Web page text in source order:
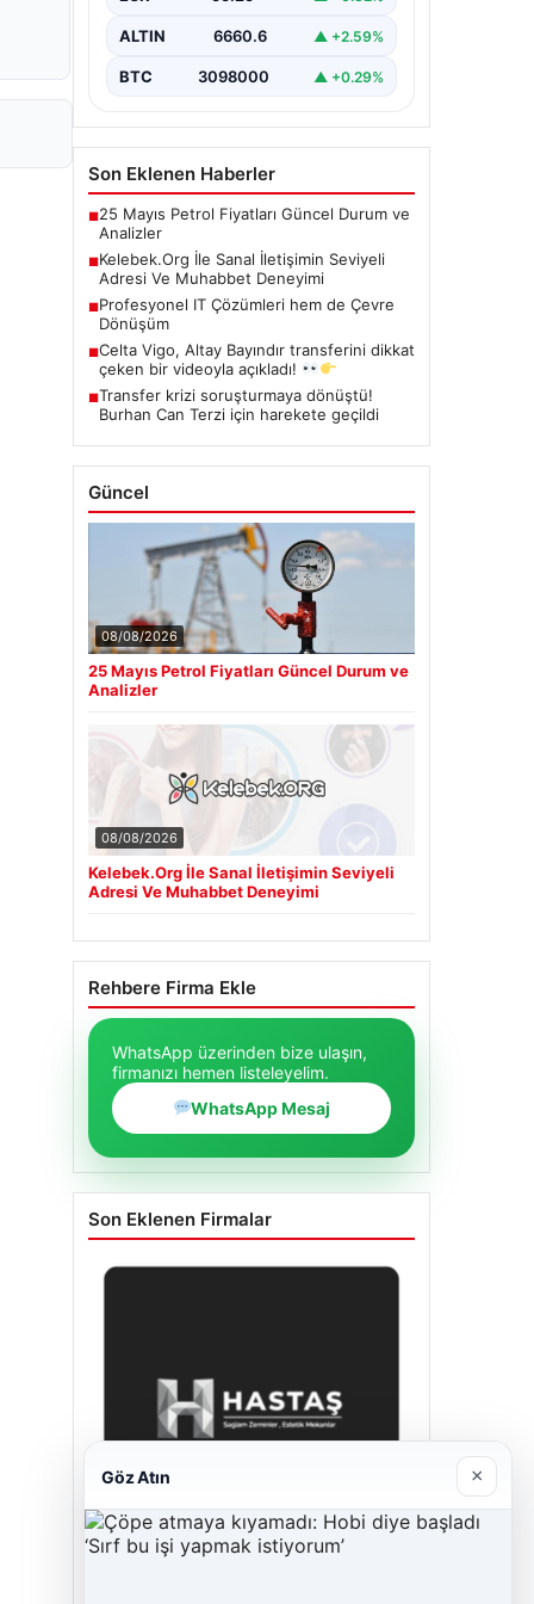
ALTIN 6660.6 ▲ +2.59%
BTC 3098000 ▲ +0.29%
Son Eklenen Haberler
■25 Mayıs Petrol Fiyatları Güncel Durum ve
Analizler
■Kelebek.Org İle Sanal İletişimin Seviyeli
Adresi Ve Muhabbet Deneyimi
■Profesyonel IT Çözümleri hem de Çevre
Dönüşüm
■Celta Vigo, Altay Bayındır transferini dikkat
çeken bir videoyla açıkladı!
■Transfer krizi soruşturmaya dönüştü!
Burhan Can Terzi için harekete geçildi
Güncel
08/08/2026
25 Mayıs Petrol Fiyatları Güncel Durum ve
Analizler
08/08/2026
Kelebek.Org İle Sanal İletişimin Seviyeli
Adresi Ve Muhabbet Deneyimi
Rehbere Firma Ekle
WhatsApp üzerinden bize ulaşın,
firmanızı hemen listeleyelim.
WhatsApp Mesaj
Son Eklenen Firmalar
Göz Atın ×